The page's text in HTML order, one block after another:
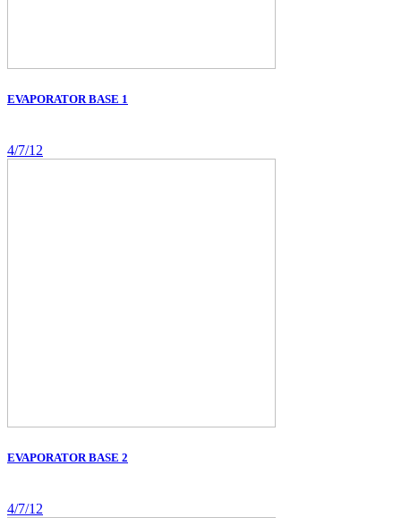
EVAPORATOR BASE 1
4/7/12
EVAPORATOR BASE 2
4/7/12